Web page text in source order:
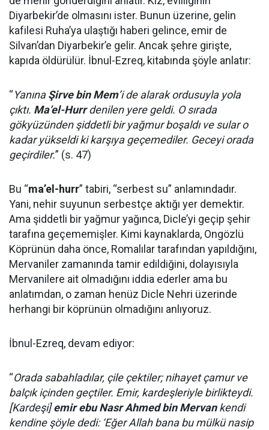
Diyarbekir’de olmasını ister. Bunun üzerine, gelin
kafilesi Ruha’ya ulaştığı haberi gelince, emir de
Silvan’dan Diyarbekir’e gelir. Ancak şehre girişte,
kapıda öldürülür. İbnul-Ezreq, kitabında şöyle anlatır:
“YanınaŞirve bin Mem’i de alarak ordusuyla yola
çıktı. Ma’el-Hurrdenilen yere geldi. O sırada
gökyüzünden şiddetli bir yağmur boşaldı ve sular o
kadar yükseldi ki karşıya geçemediler. Geceyi orada
geçirdiler.” (s. 47)
Bu “ma’el-hurr” tabiri, “serbest su” anlamındadır.
Yani, nehir suyunun serbestçe aktığı yer demektir.
Ama şiddetli bir yağmur yağınca, Dicle’yi geçip şehir
tarafına geçememişler. Kimi kaynaklarda, Ongözlü
Köprünün daha önce, Romalılar tarafından yapıldığını,
Mervaniler zamanında tamir edildiğini, dolayısıyla
Mervanilere ait olmadığını iddia ederler ama bu
anlatımdan, o zaman henüz Dicle Nehri üzerinde
herhangi bir köprünün olmadığını anlıyoruz.
İbnul-Ezreq, devam ediyor:
“Orada sabahladılar, çile çektiler; nihayet çamur ve
balçık içinden geçtiler. Emir, kardeşleriyle birlikteydi.
[Kardeşi]emir ebu Nasr Ahmed bin Mervankendi
kendine şöyle dedi: ‘Eğer Allah bana bu mülkü nasip